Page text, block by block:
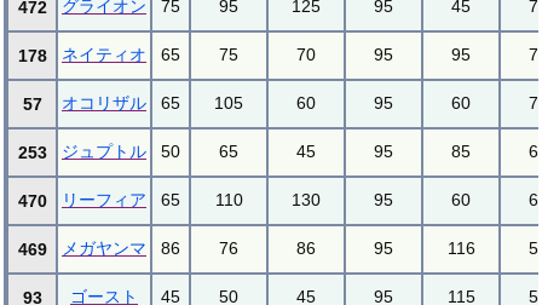
472 グライオン 75 95 125 95 45
178 ネイティオ 65 75 70 95 95
57 オコリザル 65 105 60 95 60
253 ジュプトル 50 65 45 95 85
470 リーフィア 65 110 130 95 60
469 メガヤンマ 86 76 86 95 116
93 ゴースト 45 50 45 95 115